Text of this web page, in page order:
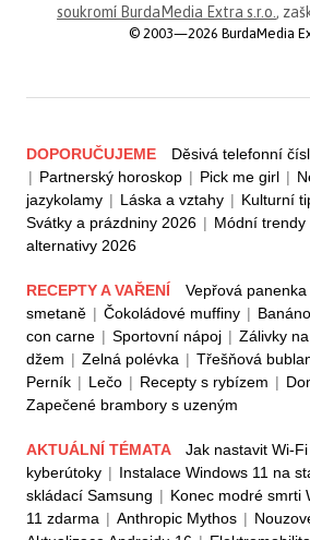
soukromí BurdaMedia Extra s.r.o. ,
© 2003—2026 BurdaMedia
DOPORUČUJEME Děsivá telefonní
| Partnerský horoskop | Pick me girl |
jazykolamy | Láska a vztahy | Kulturní
Svátky a prázdniny 2026 | Módní trendy
alternativy 2026
RECEPTY A VAŘENÍ Vepřová panenka
smetaně | Čokoládové muffiny |
con carne | Sportovní nápoj | Zálivky
džem | Zelná polévka | Třešňová
Perník | Lečo | Recepty s rybízem |
Zapečené brambory s uzeným
AKTUÁLNÍ TÉMATA Jak nastavit Wi-Fi
kyberútoky | Instalace Windows 11 na
skládací Samsung | Konec modré smrti
11 zdarma | Anthropic Mythos |